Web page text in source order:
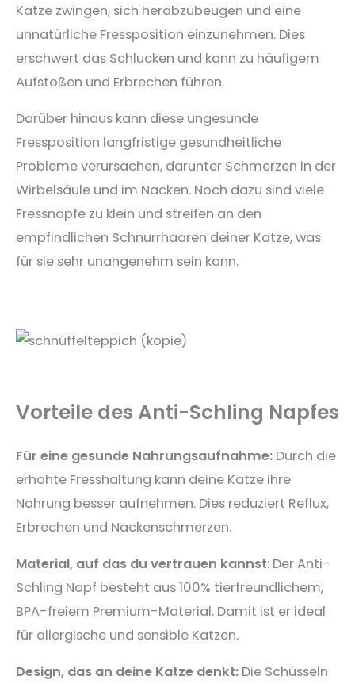
Katze zwingen, sich herabzubeugen und eine
unnatürliche Fressposition einzunehmen. Dies
erschwert das Schlucken und kann zu häufigem
Aufstoßen und Erbrechen führen.
Darüber hinaus kann diese ungesunde
Fressposition langfristige gesundheitliche
Probleme verursachen, darunter Schmerzen in der
Wirbelsäule und im Nacken. Noch dazu sind viele
Fressnäpfe zu klein und streifen an den
empfindlichen Schnurrhaaren deiner Katze, was
für sie sehr unangenehm sein kann.
Vorteile des Anti-Schling Napfes
Für eine gesunde Nahrungsaufnahme: Durch die
erhöhte Fresshaltung kann deine Katze ihre
Nahrung besser aufnehmen. Dies reduziert Reflux,
Erbrechen und Nackenschmerzen.
Material, auf das du vertrauen kannst: Der Anti-
Schling Napf besteht aus 100% tierfreundlichem,
BPA-freiem Premium-Material. Damit ist er ideal
für allergische und sensible Katzen.
Design, das an deine Katze denkt: Die Schüsseln